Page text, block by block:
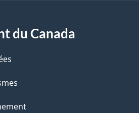
du Canada